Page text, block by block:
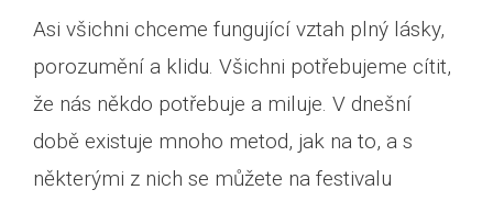
Asi všichni chceme fungující vztah plný lásky,
porozumění a klidu. Všichni potřebujeme cítit,
že nás někdo potřebuje a miluje. V dnešní
době existuje mnoho metod, jak na to, a s
některými z nich se můžete na festivalu